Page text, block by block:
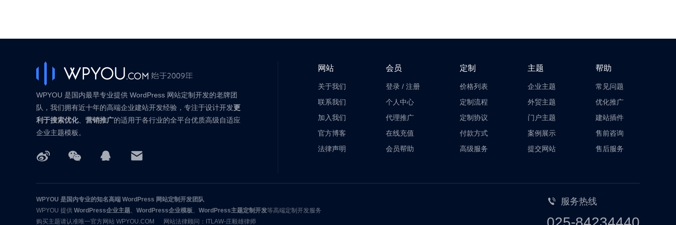
WPYOU 是国内最早专业提供 WordPress 网站定制开发的老牌团
队，我们拥有近十年的高端企业建站开发经验，专注于设计开发更
利于搜索优化、 营销推广的适用于各行业的全平台优质高级自适应
企业主题模板。
网站
关于我们
联系我们
加入我们
官方博客
法律声明
会员
登录 /注册
个人中心
代理推广
在线充值
会员帮助
定制
价格列表
定制流程
定制协议
付款方式
高级服务
主题
企业主题
外贸主题
门户主题
案例展示
提交网站
帮助
常见问题
优化推广
建站插件
售前咨询
售后服务
WPYOU 是国内专业的知名高端 WordPress 网站定制开发团队
WPYOU 提供 WordPress企业主题、 WordPress企业模板、 WordPress主题定制开发等高端定制开发服务
购买主题请认准唯一官方网站 WPYOU.COM 网站法律顾问：ITLAW-庄毅雄律师
服务热线